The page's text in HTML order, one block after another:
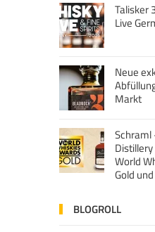
Talisker
Live
Neue
Markt
Schraml
World
Gold
BLOGROLL